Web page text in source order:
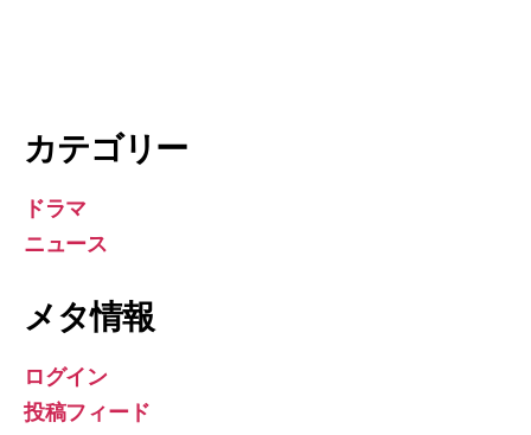
カテゴリー
ドラマ
ニュース
メタ情報
ログイン
投稿フィード